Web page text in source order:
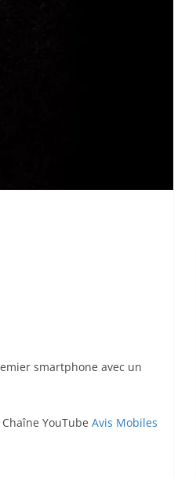
smartphone avec un
Chaîne YouTube Avis Mobiles